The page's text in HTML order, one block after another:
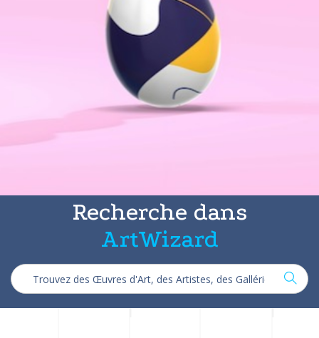
Recherche dans
ArtWizard